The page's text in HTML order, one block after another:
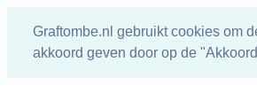
Graftombe.nl gebruikt cookies om
akkoord geven door op de